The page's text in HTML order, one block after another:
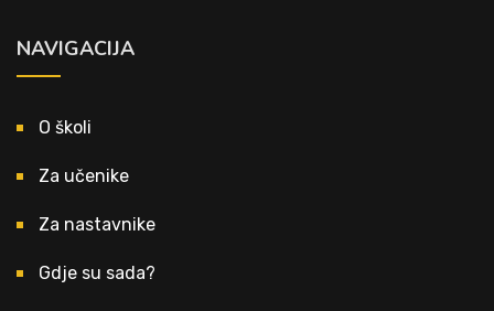
NAVIGACIJA
O školi
Za učenike
Za nastavnike
Gdje su sada?